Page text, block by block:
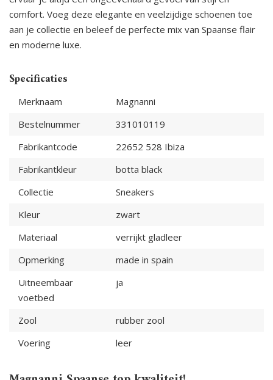
comfort. Voeg deze elegante en veelzijdige schoenen toe
aan je collectie en beleef de perfecte mix van Spaanse flair
en moderne luxe.
Specificaties
Merknaam
Magnanni
Bestelnummer
331010119
Fabrikantcode
22652 528 Ibiza
Fabrikantkleur
botta black
Collectie
Sneakers
Kleur
zwart
Materiaal
verrijkt gladleer
Opmerking
made in spain
Uitneembaar
voetbed
ja
Zool
rubber zool
Voering
leer